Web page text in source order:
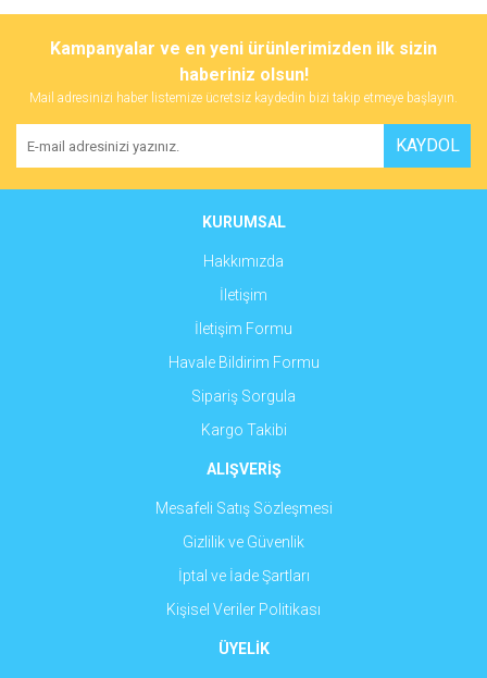
Kampanyalar ve en yeni ürünlerimizden ilk sizin
haberiniz olsun!
Mail adresinizi haber listemize ücretsiz kaydedin bizi takip etmeye başlayın.
KAYDOL
KURUMSAL
Hakkımızda
İletişim
İletişim Formu
Havale Bildirim Formu
Sipariş Sorgula
Kargo Takibi
ALIŞVERİŞ
Mesafeli Satış Sözleşmesi
Gizlilik ve Güvenlik
İptal ve İade Şartları
Kişisel Veriler Politikası
ÜYELİK